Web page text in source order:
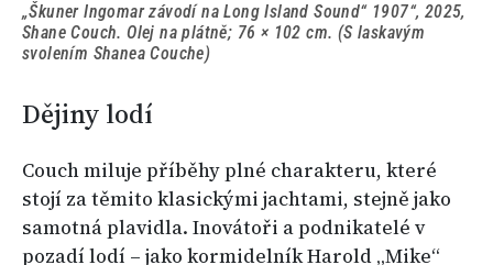
„Škuner Ingomar závodí na Long Island Sound“ 1907“, 2025,
Shane Couch. Olej na plátně; 76 × 102 cm. (S laskavým
svolením Shanea Couche)
Dějiny lodí
Couch miluje příběhy plné charakteru, které
stojí za těmito klasickými jachtami, stejně jako
samotná plavidla. Inovátoři a podnikatelé v
pozadí lodí – jako kormidelník Harold „Mike“